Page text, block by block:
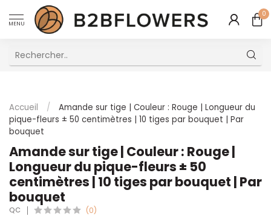
MENU
0
Accueil /
Amande sur tige | Couleur : Rouge | Longueur du
pique-fleurs ± 50 centimètres | 10 tiges par bouquet | Par
bouquet
Amande sur tige | Couleur : Rouge |
Longueur du pique-fleurs ± 50
centimètres | 10 tiges par bouquet | Par
bouquet
QC (0)